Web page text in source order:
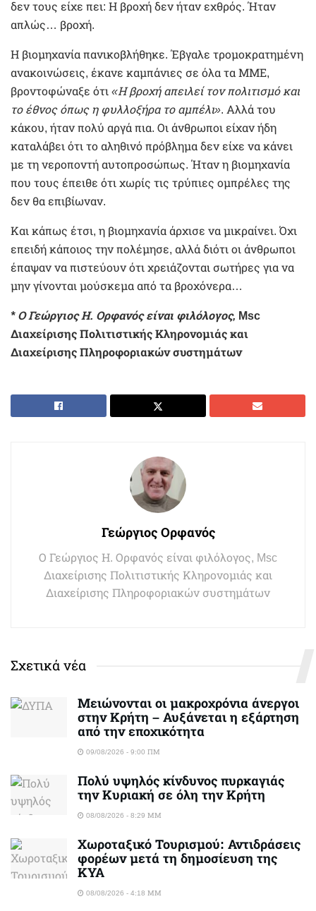
δεν τους είχε πει: Η βροχή δεν ήταν εχθρός. Ήταν
απλώς… βροχή.
Η βιομηχανία πανικοβλήθηκε. Έβγαλε τρομοκρατημένη
ανακοινώσεις, έκανε καμπάνιες σε όλα τα ΜΜΕ,
βροντοφώναξε ότι «Η βροχή απειλεί τον πολιτισμό και
το έθνος όπως η φυλλοξήρα το αμπέλι». Αλλά του
κάκου, ήταν πολύ αργά πια. Οι άνθρωποι είχαν ήδη
καταλάβει ότι το αληθινό πρόβλημα δεν είχε να κάνει
με τη νεροποντή αυτοπροσώπως. Ήταν η βιομηχανία
που τους έπειθε ότι χωρίς τις τρύπιες ομπρέλες της
δεν θα επιβίωναν.
Και κάπως έτσι, η βιομηχανία άρχισε να μικραίνει. Όχι
επειδή κάποιος την πολέμησε, αλλά διότι οι άνθρωποι
έπαψαν να πιστεύουν ότι χρειάζονται σωτήρες για να
μην γίνονται μούσκεμα από τα βροχόνερα…
* Ο Γεώργιος Η. Ορφανός είναι φιλόλογος, Msc
Διαχείρισης Πολιτιστικής Κληρονομιάς και
Διαχείρισης Πληροφοριακών συστημάτων
Γεώργιος Ορφανός
Ο Γεώργιος Η. Ορφανός είναι φιλόλογος, Msc
Διαχείρισης Πολιτιστικής Κληρονομιάς και
Διαχείρισης Πληροφοριακών συστημάτων
Σχετικά νέα
Μειώνονται οι μακροχρόνια άνεργοι
στην Κρήτη – Αυξάνεται η εξάρτηση
από την εποχικότητα
09/08/2026 - 9:00 ΠΜ
Πολύ υψηλός κίνδυνος πυρκαγιάς
την Κυριακή σε όλη την Κρήτη
08/08/2026 - 8:29 ΜΜ
Χωροταξικό Τουρισμού: Αντιδράσεις
φορέων μετά τη δημοσίευση της
ΚΥΑ
08/08/2026 - 4:18 ΜΜ